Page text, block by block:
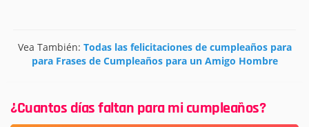
Vea También: Todas las felicitaciones de cumpleaños para
para Frases de Cumpleaños para un Amigo Hombre
¿Cuantos días faltan para mi cumpleaños?